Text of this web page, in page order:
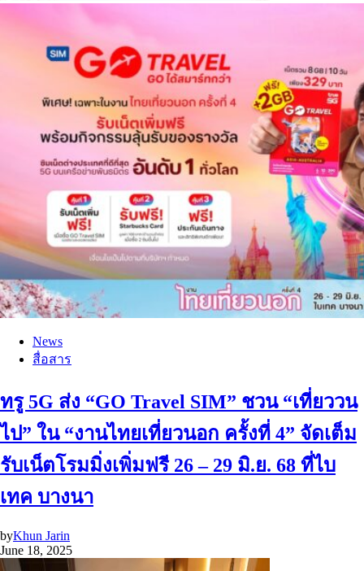
News
สื่อสาร
ทรู 5G ส่ง “GO Travel SIM” ชวน “เที่ยววน
ไป” ใน “งานไทยเที่ยวนอก ครั้งที่ 4” จัดเต็ม
รับเน็ตโรมมิ่งเพิ่มฟรี 26 – 29 มิ.ย. 68 ที่ไบ
เทค บางนา
byKhun Jarin
June 18, 2025